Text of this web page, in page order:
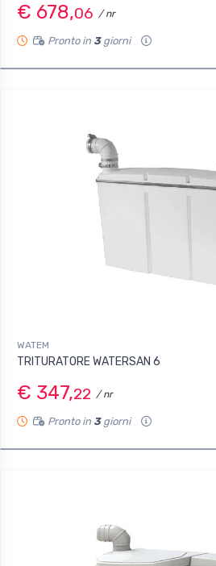
€ 678,06 / nr
Pronto in 3giorni
WATEM
TRITURATORE WATERSAN 6
€ 347,22 / nr
Pronto in 3giorni